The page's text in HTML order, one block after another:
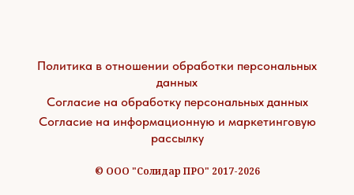
Политика в отношении обработки персональных
данных
Согласие на обработку персональных данных
Согласие на информационную и маркетинговую
рассылку
© ООО "Солидар ПРО" 2017-2026